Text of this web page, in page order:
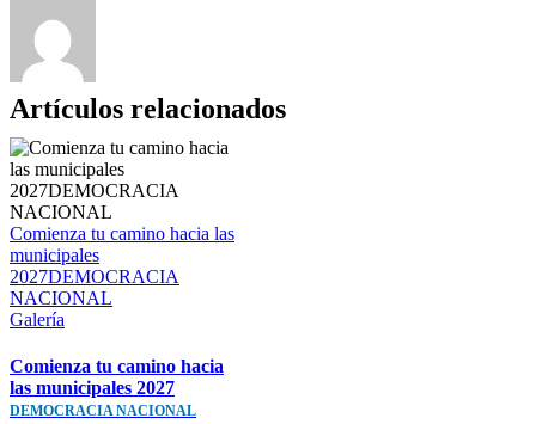
Artículos relacionados
Comienza tu camino hacia las
municipales
2027DEMOCRACIA
NACIONAL
Galería
Comienza tu camino hacia
las municipales 2027
DEMOCRACIA NACIONAL